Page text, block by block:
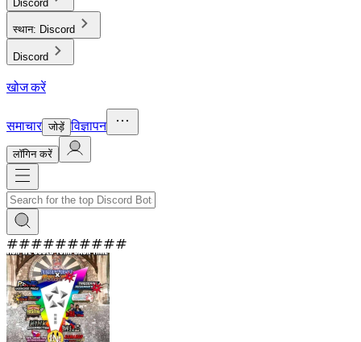
Discord
स्थान: Discord
Discord
खोज करें
समाचार जोड़ें विज्ञापन
लाॅगिन करें
##########